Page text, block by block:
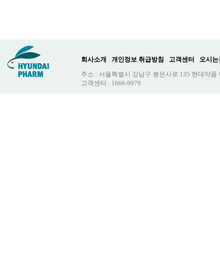
회사소개 개인정보 취급방침 고객센터
오시는
주소 : 서울특별시 강남구 봉은사로 135 현대약품
고객센터 : 1666-9979